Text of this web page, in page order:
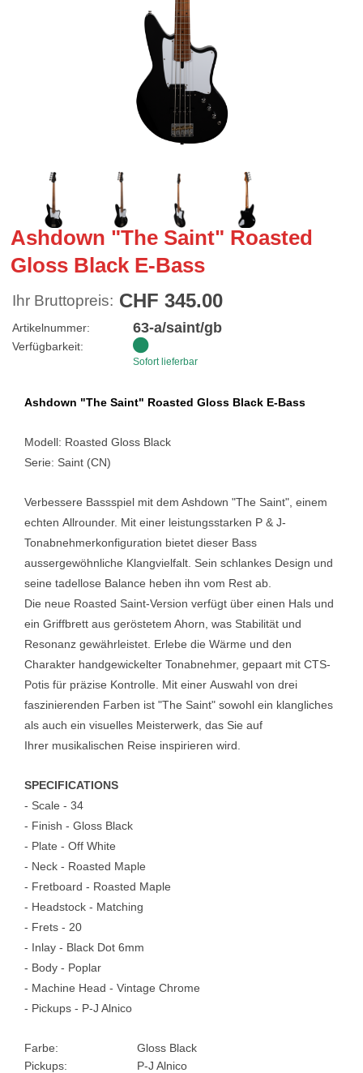
Ashdown "The Saint" Roasted
Gloss Black E-Bass
Ihr Bruttopreis: CHF 345.00
Artikelnummer: 63-a/saint/gb
Verfügbarkeit:
Sofort lieferbar
Ashdown "The Saint" Roasted Gloss Black E-Bass
Modell: Roasted Gloss Black
Serie: Saint (CN)
Verbessere Bassspiel mit dem Ashdown "The Saint", einem
echten Allrounder. Mit einer leistungsstarken P & J-
Tonabnehmerkonfiguration bietet dieser Bass
aussergewöhnliche Klangvielfalt. Sein schlankes Design und
seine tadellose Balance heben ihn vom Rest ab.
Die neue Roasted Saint-Version verfügt über einen Hals und
ein Griffbrett aus geröstetem Ahorn, was Stabilität und
Resonanz gewährleistet. Erlebe die Wärme und den
Charakter handgewickelter Tonabnehmer, gepaart mit CTS-
Potis für präzise Kontrolle. Mit einer Auswahl von drei
faszinierenden Farben ist "The Saint" sowohl ein klangliches
als auch ein visuelles Meisterwerk, das Sie auf
Ihrer musikalischen Reise inspirieren wird.
SPECIFICATIONS
- Scale - 34
- Finish - Gloss Black
- Plate - Off White
- Neck - Roasted Maple
- Fretboard - Roasted Maple
- Headstock - Matching
- Frets - 20
- Inlay - Black Dot 6mm
- Body - Poplar
- Machine Head - Vintage Chrome
- Pickups - P-J Alnico
Farbe:
Gloss Black
Pickups:
P-J Alnico